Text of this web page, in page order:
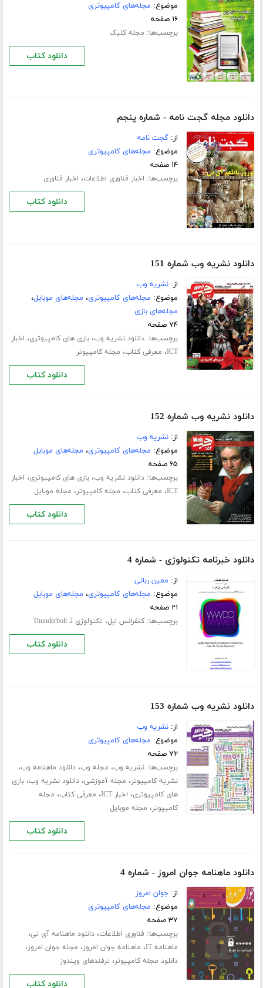
موضوع: مجله‌های کامپیوتری
۱۶ صفحه
برچسب‌ها: مجله کلیک
دانلود کتاب
دانلود مجله گجت نامه - شماره پنجم
از:گجت نامه
موضوع: مجله‌های کامپیوتری
۱۴ صفحه
برچسب‌ها: اخبار فناوری اطلاعات، اخبار فناوری
دانلود کتاب
دانلود نشریه وب شماره 151
از:نشریه وب
موضوع: مجله‌های کامپیوتری، مجله‌های موبایل،
مجله‌های بازی
۷۴ صفحه
برچسب‌ها:دانلود نشریه وب،بازی های کامپیوتری، اخبار
ICT، معرفی کتاب، مجله کامپیوتر
دانلود کتاب
دانلود نشریه وب شماره 152
از:نشریه وب
موضوع: مجله‌های کامپیوتری، مجله‌های موبایل
۶۵ صفحه
برچسب‌ها:دانلود نشریه وب،بازی های کامپیوتری، اخبار
ICT، معرفی کتاب، مجله کامپیوتر، مجله موبایل
دانلود کتاب
دانلود خبرنامه تکنولوژی - شماره 4
از: معین ربانی
موضوع: مجله‌های کامپیوتری، مجله‌های موبایل
۲۱ صفحه
برچسب‌ها:کنفرانس اپل، تکنولوژی Thunderbolt 2
دانلود کتاب
دانلود نشریه وب شماره 153
از:نشریه وب
موضوع: مجله‌های کامپیوتری
۷۲ صفحه
برچسب‌ها:نشریه وب، مجله وب،دانلود ماهنامه وب،
نشریه کامپیوتر، مجله آموزشی،دانلود نشریه وب،بازی
های کامپیوتری، اخبار ICT ، معرفی کتاب، مجله
کامپیوتر، مجله موبایل
دانلود کتاب
دانلود ماهنامه جوان امروز - شماره 4
از:جوان امروز
موضوع: مجله‌های کامپیوتری
۳۷ صفحه
برچسب‌ها: فناوری اطلاعات،دانلود ماهنامه آی تی،
ماهنامه IT ، ماهنامه جوان امروز، مجله جوان امروز،
دانلود مجله کامپیوتر، ترفندهای ویندوز
دانلود کتاب